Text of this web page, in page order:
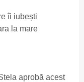
îi iubești
la mare
aprobă acest